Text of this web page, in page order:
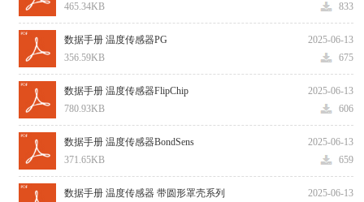
833
465.34KB
2025-06-13
数据手册 温度传感器PG
675
356.59KB
2025-06-13
数据手册 温度传感器FlipChip
606
780.93KB
2025-06-13
数据手册 温度传感器BondSens
659
371.65KB
2025-06-13
数据手册 温度传感器 带圆形罩壳系列